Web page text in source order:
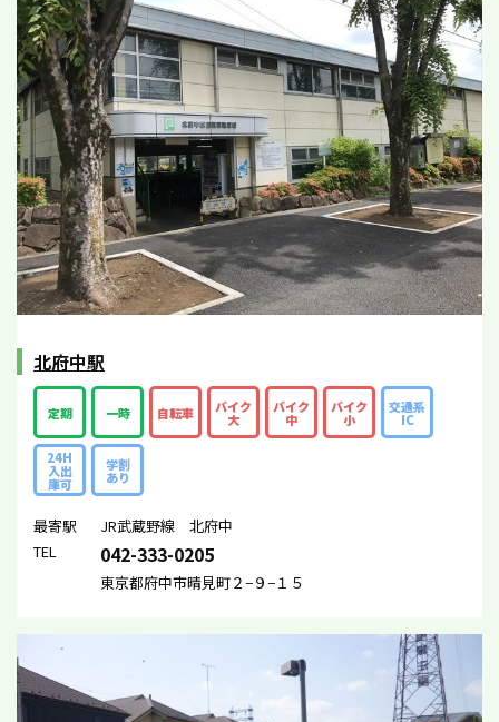
北府中駅
定期 一時 自転車 バイク
大
バイク
中
バイク
小
交通系
IC
24H
入出
庫可
学割
あり
最寄駅
JR武蔵野線 北府中
TEL
042-333-0205
東京都府中市晴見町２−９−１５